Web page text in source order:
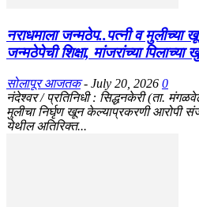
नराधमाला जन्मठेप..पत्नी व
जन्मठेपेची शिक्षा, मांजरांच्या पिलाच्या
सोलापूर आजतक - July 20, 2026 0
नंदेश्वर / प्रतिनिधी : सिद्धनकेरी (ता.
मुलीचा निर्घृण खून केल्याप्रकरणी आरोपी
येथील अतिरिक्त...